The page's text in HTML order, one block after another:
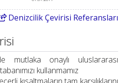
DenizcilikÇevirisi Referansları
mutlaka onaylı uluslararası
kullanmamız